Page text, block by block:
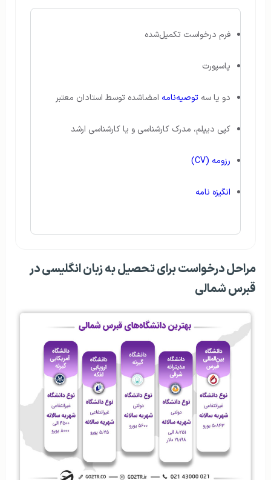
فرم درخواست تکمیل‌شده
پاسپورت
دو یا سه توصیه‌نامه امضاشده توسط استادان معتبر
کپی دیپلم، مدرک کارشناسی و یا کارشناسی ارشد
رزومه (CV)
انگیزه نامه
مراحل درخواست برای تحصیل به زبان انگلیسی در
قبرس شمالی